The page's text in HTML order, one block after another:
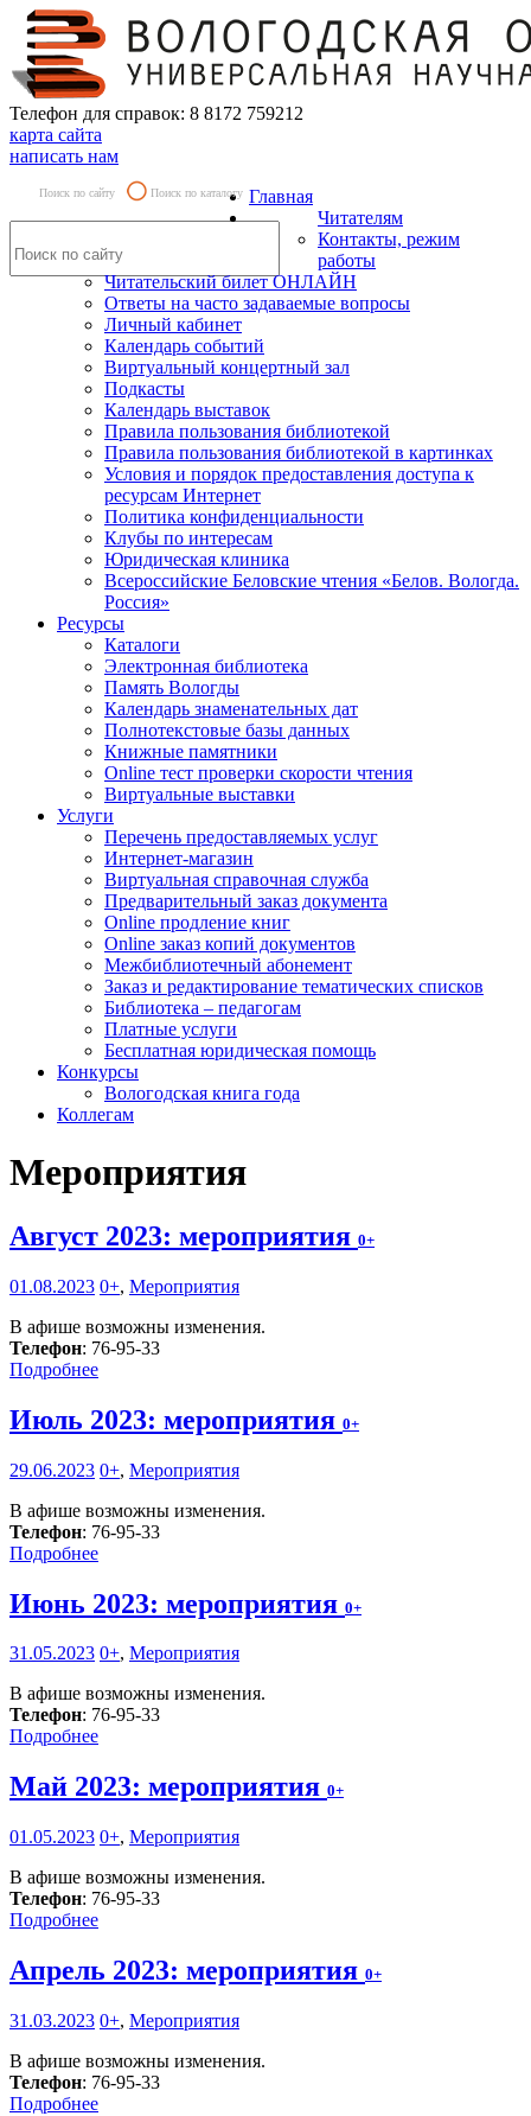
Телефон для справок: 8 8172 759212
карта сайта
написать нам
Поиск по сайту Поиск по каталогу Главная
Читателям
Контакты, режим
работы
Читательский билет ОНЛАЙН
Ответы на часто задаваемые вопросы
Личный кабинет
Календарь событий
Виртуальный концертный зал
Подкасты
Календарь выставок
Правила пользования библиотекой
Правила пользования библиотекой в картинках
Условия и порядок предоставления доступа к
ресурсам Интернет
Политика конфиденциальности
Клубы по интересам
Юридическая клиника
Всероссийские Беловские чтения «Белов. Вологда.
Россия»
Ресурсы
Каталоги
Электронная библиотека
Память Вологды
Календарь знаменательных дат
Полнотекстовые базы данных
Книжные памятники
Online тест проверки скорости чтения
Виртуальные выставки
Услуги
Перечень предоставляемых услуг
Интернет-магазин
Виртуальная справочная служба
Предварительный заказ документа
Online продление книг
Online заказ копий документов
Межбиблиотечный абонемент
Заказ и редактирование тематических списков
Библиотека – педагогам
Платные услуги
Бесплатная юридическая помощь
Конкурсы
Вологодская книга года
Коллегам
Мероприятия
Август 2023: мероприятия 0+
01.08.2023 0+, Мероприятия
В афише возможны изменения.
Телефон: 76-95-33
Подробнее
Июль 2023: мероприятия 0+
29.06.2023 0+, Мероприятия
В афише возможны изменения.
Телефон: 76-95-33
Подробнее
Июнь 2023: мероприятия 0+
31.05.2023 0+, Мероприятия
В афише возможны изменения.
Телефон: 76-95-33
Подробнее
Май 2023: мероприятия 0+
01.05.2023 0+, Мероприятия
В афише возможны изменения.
Телефон: 76-95-33
Подробнее
Апрель 2023: мероприятия 0+
31.03.2023 0+, Мероприятия
В афише возможны изменения.
Телефон: 76-95-33
Подробнее